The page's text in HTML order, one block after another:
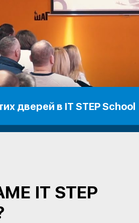
дверей в IT STEP School
IT STEP